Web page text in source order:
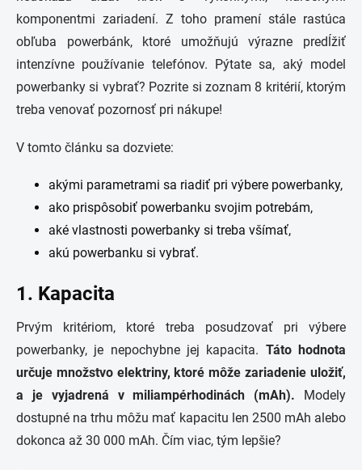
komponentmi zariadení. Z toho pramení stále rastúca
obľuba powerbánk, ktoré umožňujú výrazne predĺžiť
intenzívne používanie telefónov. Pýtate sa, aký model
powerbanky si vybrať? Pozrite si zoznam 8 kritérií, ktorým
treba venovať pozornosť pri nákupe!
V tomto článku sa dozviete:
akými parametrami sa riadiť pri výbere powerbanky,
ako prispôsobiť powerbanku svojim potrebám,
aké vlastnosti powerbanky si treba všímať,
akú powerbanku si vybrať.
1. Kapacita
Prvým kritériom, ktoré treba posudzovať pri výbere
powerbanky, je nepochybne jej kapacita. Táto hodnota
určuje množstvo elektriny, ktoré môže zariadenie uložiť,
a je vyjadrená v miliampérhodinách (mAh).
Modely
dostupné na trhu môžu mať kapacitu len 2500 mAh alebo
dokonca až 30 000 mAh. Čím viac, tým lepšie?